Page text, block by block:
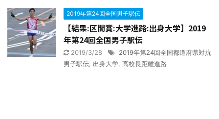
2019年第24回全国男子駅伝
【結果:区間賞:大学進路:出身大学】2019
年第24回全国男子駅伝
2019/3/28
2019年第24回全国都道府県対抗
男子駅伝 出身大学 高校長距離進路